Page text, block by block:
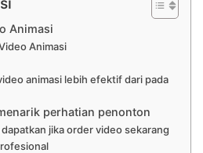
Animasi
Animasi
animasi lebih efektif dari pada
perhatian penonton
jika order video sekarang